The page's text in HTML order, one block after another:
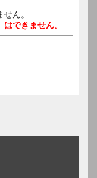
ん。
できません。